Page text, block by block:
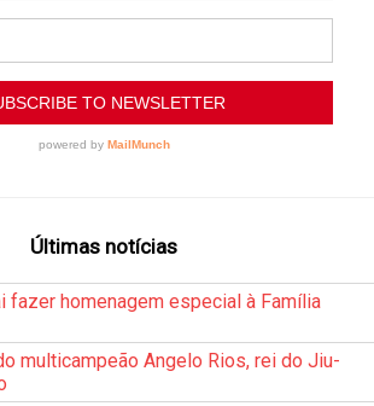
Últimas notícias
fazer homenagem especial à Família
multicampeão Angelo Rios, rei do Jiu-